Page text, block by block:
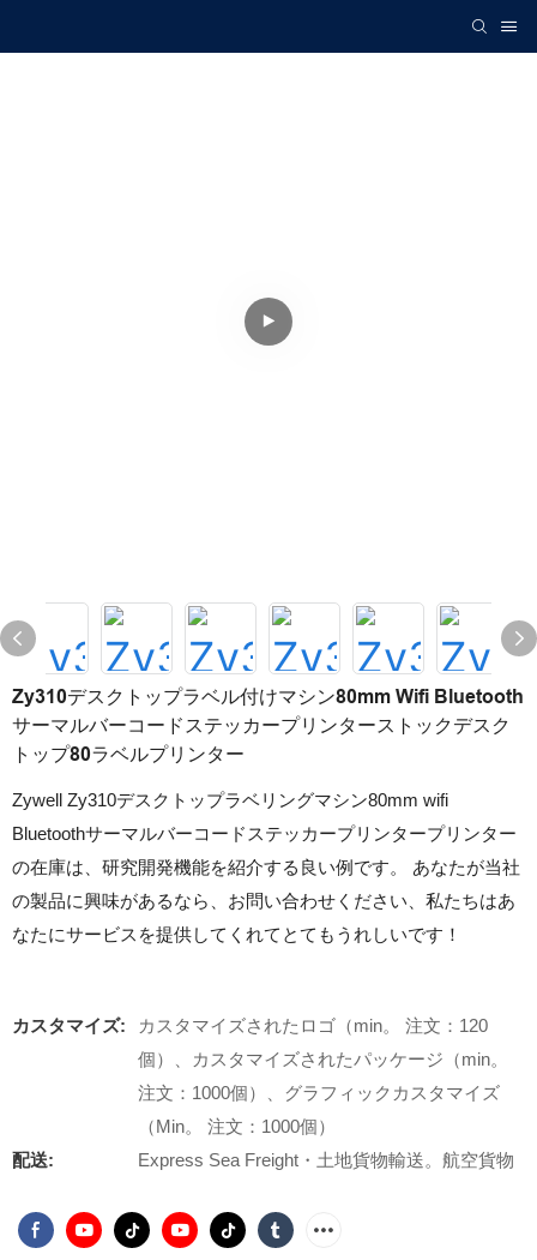
Zy310デスクトップラベル付けマシン80mm Wifi Bluetooth
サーマルバーコードステッカープリンターストックデスク
トップ80ラベルプリンター
Zywell Zy310デスクトップラベリングマシン80mm wifi
Bluetoothサーマルバーコードステッカープリンタープリンター
の在庫は、研究開発機能を紹介する良い例です。 あなたが当社
の製品に興味があるなら、お問い合わせください、私たちはあ
なたにサービスを提供してくれてとてもうれしいです！
カスタマイズ:
カスタマイズされたロゴ（min。 注文：120
個）、カスタマイズされたパッケージ（min。
注文：1000個）、グラフィックカスタマイズ
（Min。 注文：1000個）
配送:
Express Sea Freight・土地貨物輸送。航空貨物